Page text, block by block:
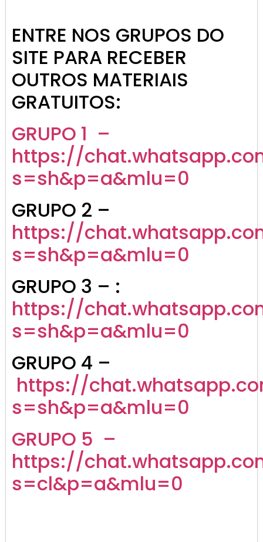
ENTRE NOS GRUPOS DO
SITE PARA RECEBER
OUTROS MATERIAIS
GRATUITOS:
GRUPO 1 –
https://
s=sh&p=a&mlu=0
GRUPO 2 –
https://
s=sh&p=a&mlu=0
GRUPO 3 – :
https://
s=sh&p=a&mlu=0
GRUPO 4 –
https://
s=sh&p=a&mlu=0
GRUPO 5 –
https://
s=cl&p=a&mlu=0